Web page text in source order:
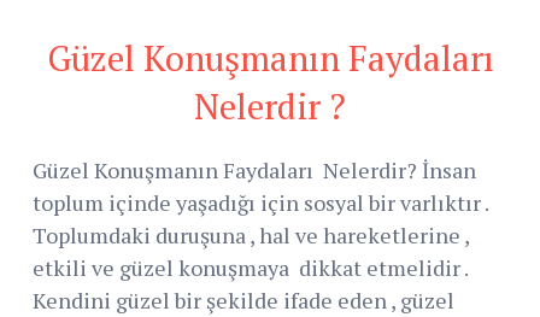
Güzel Konuşmanın Faydaları
Nelerdir ?
Güzel Konuşmanın Faydaları Nelerdir? İnsan
toplum içinde yaşadığı için sosyal bir varlıktır .
Toplumdaki duruşuna , hal ve hareketlerine ,
etkili ve güzel konuşmaya dikkat etmelidir .
Kendini güzel bir şekilde ifade eden , güzel